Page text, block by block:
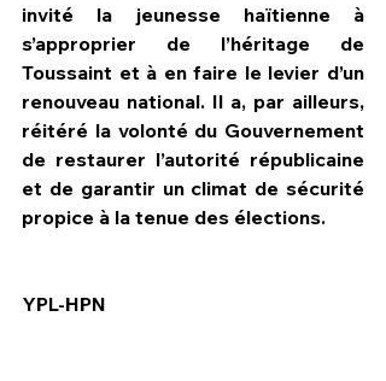
invité la jeunesse haïtienne à
s’approprier de l’héritage de
Toussaint et à en faire le levier d’un
renouveau national. Il a, par ailleurs,
réitéré la volonté du Gouvernement
de restaurer l’autorité républicaine
et de garantir un climat de sécurité
propice à la tenue des élections.
YPL-HPN